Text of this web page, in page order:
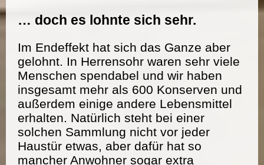
… doch es lohnte sich sehr.
Im Endeffekt hat sich das Ganze aber
gelohnt. In Herrensohr waren sehr viele
Menschen spendabel und wir haben
insgesamt mehr als 600 Konserven und
außerdem einige andere Lebensmittel
erhalten. Natürlich steht bei einer
solchen Sammlung nicht vor jeder
Haustür etwas, aber dafür hat so
mancher Anwohner sogar extra